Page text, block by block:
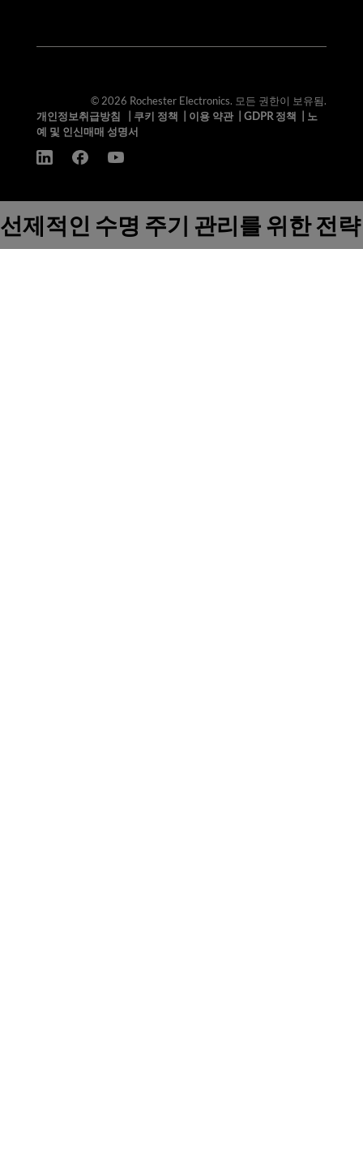
© 2026 Rochester Electronics. 모든 권한이 보유됨.
개인정보취급방침
쿠키 정책 이용 약관| GDPR 정책
노
예 및 인신매매 성명서
선제적인 수명 주기 관리를 위한 전략